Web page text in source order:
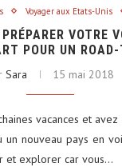
Voyager aux Etats-Unis
VOTRE
POUR UN
Sara 15 mai 2018
vacances et
nouveau pays en
et explorer car vous…